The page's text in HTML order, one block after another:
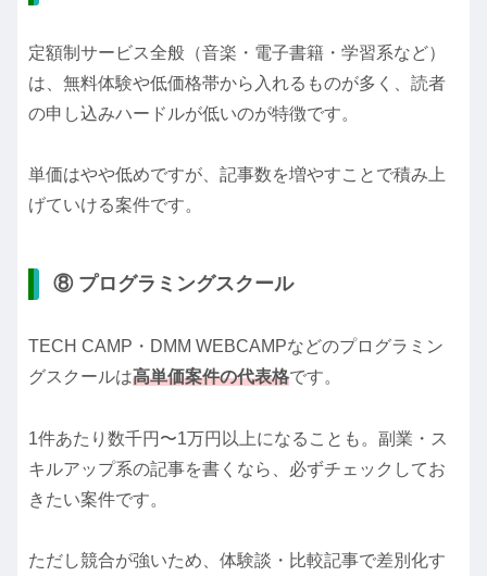
定額制サービス全般（音楽・電子書籍・学習系など）
は、無料体験や低価格帯から入れるものが多く、読者
の申し込みハードルが低いのが特徴です。
単価はやや低めですが、記事数を増やすことで積み上
げていける案件です。
⑧ プログラミングスクール
TECH CAMP・DMM WEBCAMPなどのプログラミン
グスクールは高単価案件の代表格です。
1件あたり数千円〜1万円以上になることも。副業・ス
キルアップ系の記事を書くなら、必ずチェックしてお
きたい案件です。
ただし競合が強いため、体験談・比較記事で差別化す